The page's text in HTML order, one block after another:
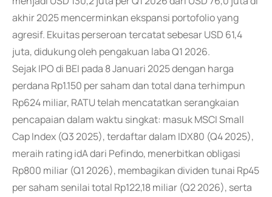
akhir 2025 mencerminkan ekspansi portofolio yang
agresif. Ekuitas perseroan tercatat sebesar USD 61,4
juta, didukung oleh pengakuan laba Q1 2026.
Sejak IPO di BEI pada 8 Januari 2025 dengan harga
perdana Rp1.150 per saham dan total dana terhimpun
Rp624 miliar, RATU telah mencatatkan serangkaian
pencapaian dalam waktu singkat: masuk MSCI Small
Cap Index (Q3 2025), terdaftar dalam IDX80 (Q4 2025),
meraih rating idA dari Pefindo, menerbitkan obligasi
Rp800 miliar (Q1 2026), membagikan dividen tunai Rp45
per saham senilai total Rp122,18 miliar (Q2 2026), serta